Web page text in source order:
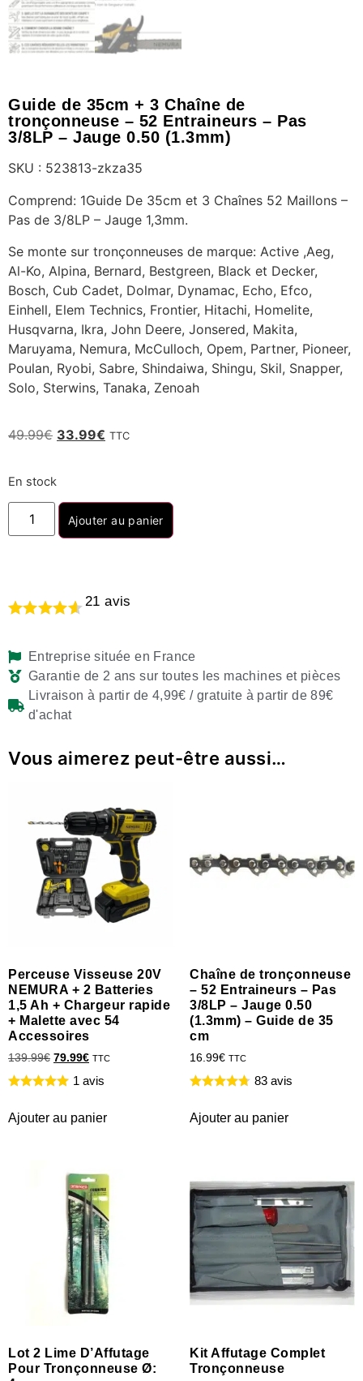
Guide de 35cm + 3 Chaîne de
tronçonneuse – 52 Entraineurs – Pas
3/8LP – Jauge 0.50 (1.3mm)
SKU : 523813-zkza35
Comprend: 1Guide De 35cm et 3 Chaînes 52 Maillons –
Pas de 3/8LP – Jauge 1,3mm.
Se monte sur tronçonneuses de marque: Active ,Aeg,
Al-Ko, Alpina, Bernard, Bestgreen, Black et Decker,
Bosch, Cub Cadet, Dolmar, Dynamac, Echo, Efco,
Einhell, Elem Technics, Frontier, Hitachi, Homelite,
Husqvarna, Ikra, John Deere, Jonsered, Makita,
Maruyama, Nemura, McCulloch, Opem, Partner, Pioneer,
Poulan, Ryobi, Sabre, Shindaiwa, Shingu, Skil, Snapper,
Solo, Sterwins, Tanaka, Zenoah
49.99€ 33.99€ TTC
En stock
Ajouter au panier
21 avis
Entreprise située en France
Garantie de 2 ans sur toutes les machines et pièces
Livraison à partir de 4,99€ / gratuite à partir de 89€
d'achat
Vous aimerez peut-être aussi…
Perceuse Visseuse 20V
NEMURA + 2 Batteries
1,5 Ah + Chargeur rapide
+ Malette avec 54
Accessoires
139.99€ 79.99€ TTC
1 avis
Ajouter au panier
Chaîne de tronçonneuse
– 52 Entraineurs – Pas
3/8LP – Jauge 0.50
(1.3mm) – Guide de 35
cm
16.99€ TTC
83 avis
Ajouter au panier
Lot 2 Lime D’Affutage
Pour Tronçonneuse Ø:
Kit Affutage Complet
Tronçonneuse